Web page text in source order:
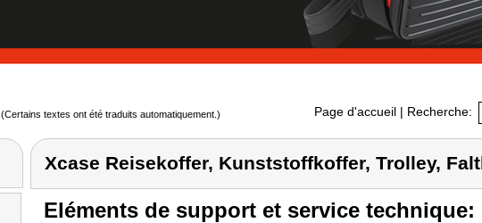
(Certains textes ont été traduits automatiquement.) Page d'accueil | Recherche:
Xcase Reisekoffer, Kunststoffkoffer, Trolley,
Eléments de support et service technique: